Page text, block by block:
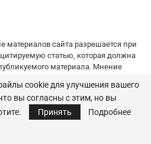
материалов сайта разрешается при
статью, которая должна
материала. Мнение
Traditia.md
cookie для улучшения вашего
вы согласны с этим, но вы
Принять Подробнее